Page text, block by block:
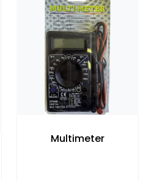
Multimeter